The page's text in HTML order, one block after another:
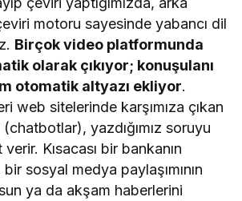
motoru sayesinde yabancı dil
Birçok video platformunda
olarak çıkıyor; konuşulanı
otomatik altyazı ekliyor.
web sitelerinde karşımıza çıkan
yazdığımız soruyu
Kısacası bir bankanın
sosyal medya paylaşımının
ya da akşam haberlerini